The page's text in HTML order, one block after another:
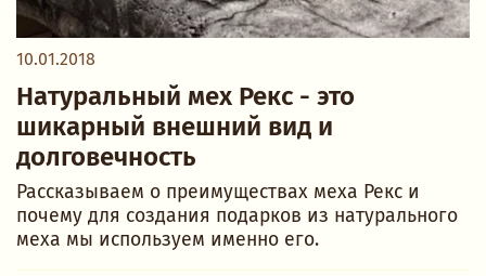
10.01.2018
Натуральный мех Рекс - это
шикарный внешний вид и
долговечность
Рассказываем о преимуществах меха Рекс и
почему для создания подарков из натурального
меха мы используем именно его.